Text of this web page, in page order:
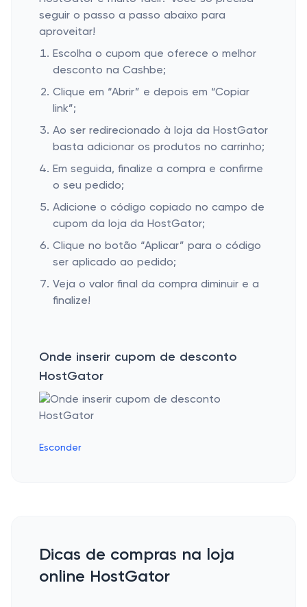
seguir o passo a passo abaixo para
aproveitar!
Escolha o cupom que oferece o melhor
desconto na Cashbe;
Clique em “Abrir” e depois em “Copiar
link”;
Ao ser redirecionado à loja da HostGator
basta adicionar os produtos no carrinho;
Em seguida, finalize a compra e confirme
o seu pedido;
Adicione o código copiado no campo de
cupom da loja da HostGator;
Clique no botão “Aplicar” para o código
ser aplicado ao pedido;
Veja o valor final da compra diminuir e a
finalize!
Onde inserir cupom de desconto
HostGator
Esconder
Dicas de compras na loja
online HostGator